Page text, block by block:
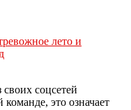
лето и
соцсетей
это означает